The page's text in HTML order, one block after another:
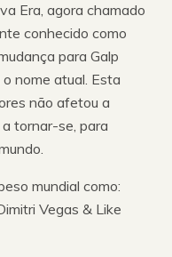
Era, agora chamado
conhecido como
para Galp
nome atual. Esta
não afetou a
tornar-se, para
mundial como:
Vegas & Like